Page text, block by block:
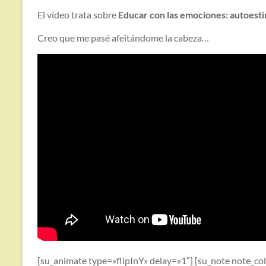
El vídeo trata sobre Educar con las emociones:
Creo que me pasé afeitándome la cabeza…
[su_animate type=»flipInY» delay=»1″] [su_note